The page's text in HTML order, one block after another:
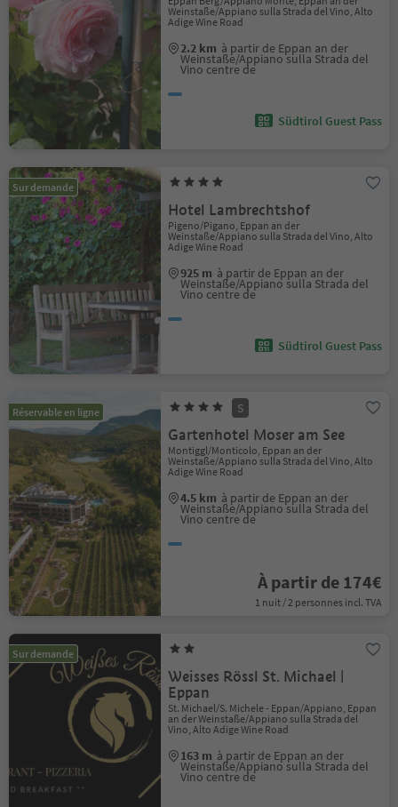
Weinstaße/Appiano sulla Strada del Vino, Alto
Adige Wine Road
2.2 km à partir de Eppan an der
Weinstaße/Appiano sulla Strada del
Vino centre de
Südtirol Guest Pass
Sur demande
Hotel Lambrechtshof
Pigeno/Pigano, Eppan an der
Weinstaße/Appiano sulla Strada del Vino, Alto
Adige Wine Road
925 m à partir de Eppan an der
Weinstaße/Appiano sulla Strada del
Vino centre de
Südtirol Guest Pass
Réservable en ligne S
Gartenhotel Moser am See
Montiggl/Monticolo, Eppan an der
Weinstaße/Appiano sulla Strada del Vino, Alto
Adige Wine Road
4.5 km à partir de Eppan an der
Weinstaße/Appiano sulla Strada del
Vino centre de
À partir de 174€
1 nuit / 2 personnes incl. TVA
Sur demande
Weisses Rössl St. Michael |
Eppan
St. Michael/S. Michele - Eppan/Appiano, Eppan
an der Weinstaße/Appiano sulla Strada del
Vino, Alto Adige Wine Road
163 m à partir de Eppan an der
Weinstaße/Appiano sulla Strada del
Vino centre de